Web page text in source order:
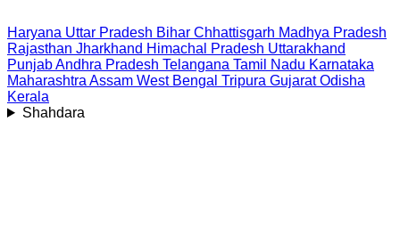
Haryana Uttar Pradesh Bihar Chhattisgarh Madhya Pradesh
Rajasthan Jharkhand Himachal Pradesh Uttarakhand
PunjabAndhra Pradesh Telangana Tamil Nadu Karnataka
Maharashtra Assam West Bengal Tripura Gujarat Odisha
Kerala
Shahdara